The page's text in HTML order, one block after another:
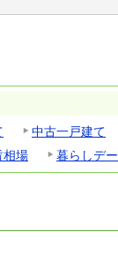
中古一戸建て
相場 暮らしデ